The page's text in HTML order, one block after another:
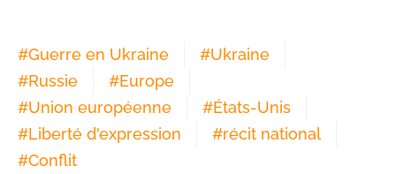
#Guerre en Ukraine #Ukraine
#Russie #Europe
#Union européenne #États-Unis
#Liberté d'expression #récit national
#Conflit